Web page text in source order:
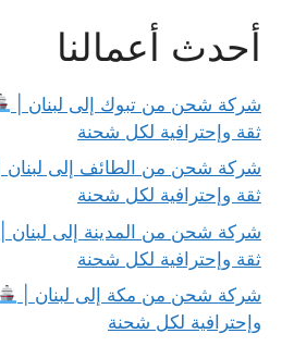
أحدث أعمالنا
شركة شحن من تبوك إلى لبنان |
ثقة وإحترافية لكل شحنة
شركة شحن من الطائف إلى لبنان |
ثقة وإحترافية لكل شحنة
شركة شحن من المدينة إلى لبنان |
ثقة وإحترافية لكل شحنة
شركة شحن من مكة إلى لبنان |
وإحترافية لكل شحنة